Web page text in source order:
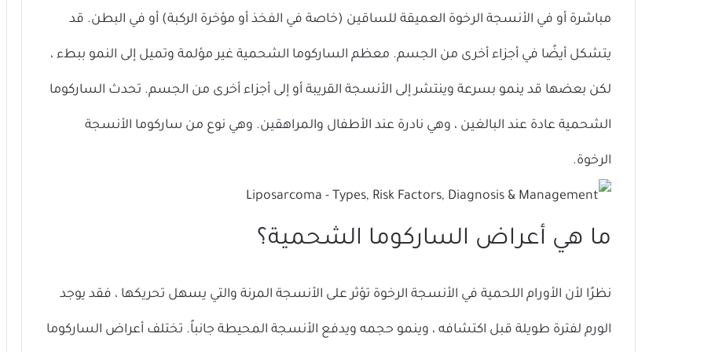
مباشرة أو في الأنسجة الرخوة العميقة للساقين (خاصة في الفخذ أو مؤخرة الركبة) أو في البطن. قد
يتشكل أيضًا في أجزاء أخرى من الجسم. معظم الساركوما الشحمية غير مؤلمة وتميل إلى النمو ببطء ،
لكن بعضها قد ينمو بسرعة وينتشر إلى الأنسجة القريبة أو إلى أجزاء أخرى من الجسم. تحدث الساركوما
الشحمية عادة عند البالغين ، وهي نادرة عند الأطفال والمراهقين. وهي نوع من ساركوما الأنسجة
الرخوة.
ما هي أعراض الساركوما الشحمية؟
نظرًا لأن الأورام اللحمية في الأنسجة الرخوة تؤثر على الأنسجة المرنة والتي يسهل تحريكها ، فقد يوجد
الورم لفترة طويلة قبل اكتشافه ، وينمو حجمه ويدفع الأنسجة المحيطة جانباً. تختلف أعراض الساركوما